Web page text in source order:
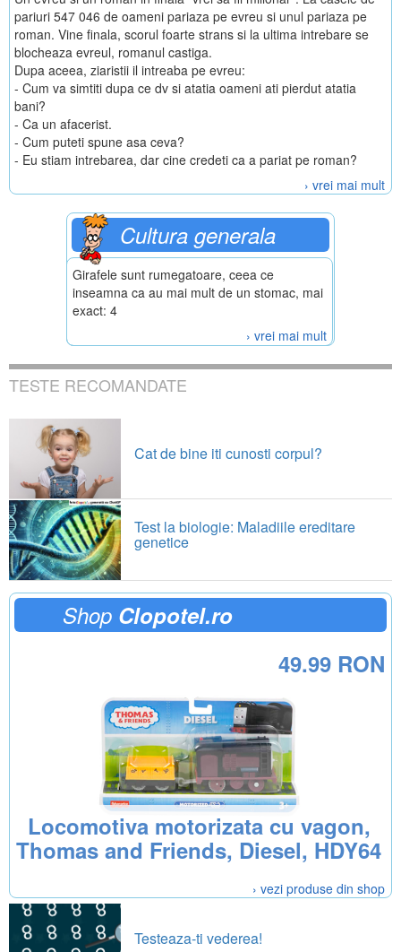
pariuri 547 046 de oameni pariaza pe evreu si unul pariaza pe
roman. Vine finala, scorul foarte strans si la ultima intrebare se
blocheaza evreul, romanul castiga.
Dupa aceea, ziaristii il intreaba pe evreu:
- Cum va simtiti dupa ce dv si atatia oameni ati pierdut atatia
bani?
- Ca un afacerist.
- Cum puteti spune asa ceva?
- Eu stiam intrebarea, dar cine credeti ca a pariat pe roman?
› vrei mai mult
Cultura generala
Girafele sunt rumegatoare, ceea ce
inseamna ca au mai mult de un stomac, mai
exact: 4
› vrei mai mult
TESTE RECOMANDATE
Cat de bine iti cunosti corpul?
Test la biologie: Maladiile ereditare
genetice
Shop Clopotel.ro
Locomotiva motorizata cu vagon,
Thomas and Friends, Diesel, HDY64
49.99 RON
› vezi produse din shop
Testeaza-ti vederea!